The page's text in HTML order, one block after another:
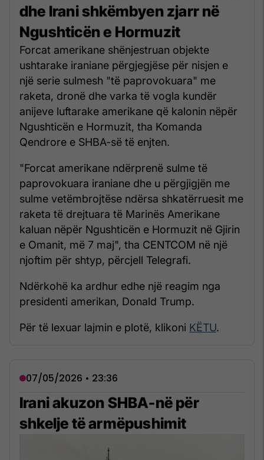
dhe Irani shkëmbyen zjarr në
Ngushticën e Hormuzit
Forcat amerikane shënjestruan objekte
ushtarake iraniane përgjegjëse për nisjen e
një serie sulmesh "të paprovokuara" me
raketa, dronë dhe varka të vogla kundër
anijeve luftarake amerikane që kalonin nëpër
Ngushticën e Hormuzit, tha Komanda
Qendrore e SHBA-së të enjten.
"Forcat amerikane ndërprenë sulme të
paprovokuara iraniane dhe u përgjigjën me
sulme vetëmbrojtëse ndërsa shkatërruesit me
raketa të drejtuara të Marinës Amerikane
kaluan nëpër Ngushticën e Hormuzit në Gjirin
e Omanit, më 7 maj", tha CENTCOM në një
njoftim për shtyp, përcjell Telegrafi.
Ndërkohë ka ardhur edhe një reagim nga
presidenti amerikan, Donald Trump.
Për të lexuar lajmin e plotë, klikoni KËTU.
07/05/2026 • 23:36
Irani akuzon SHBA-në për
shkelje të armëpushimit